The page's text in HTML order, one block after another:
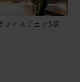
フィスチェア5選